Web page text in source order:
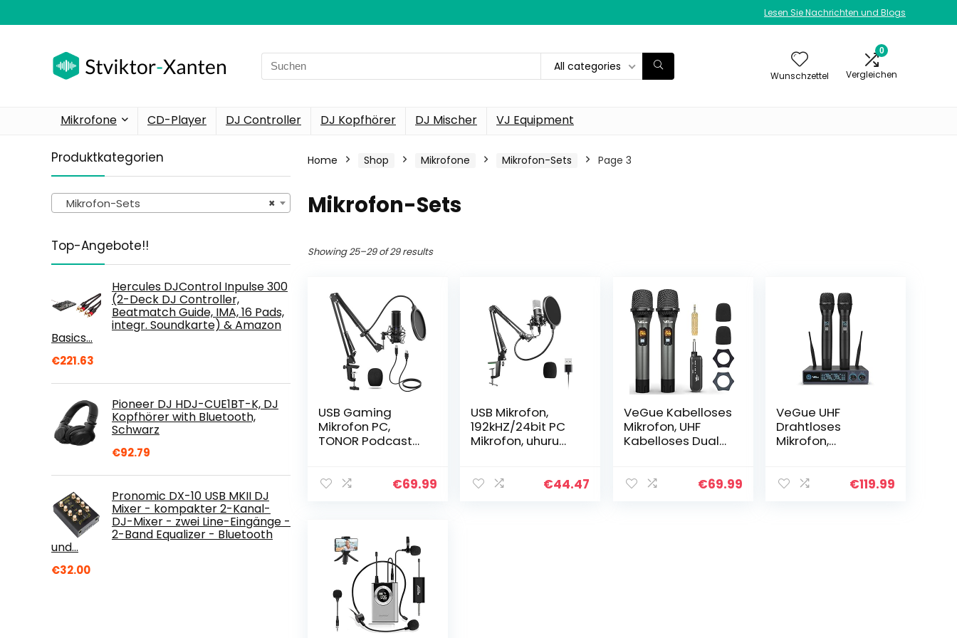
Lesen Sie Nachrichten und Blogs
Search
for:
All categories
Wunschzettel
0
Vergleichen
Mikrofone CD-Player DJ Controller DJ Kopfhörer DJ Mischer VJ Equipment
Produktkategorien
×
Mikrofon-Sets
Top-Angebote!!
Hercules DJControl Inpulse 300
(2-Deck DJ Controller,
Beatmatch Guide, IMA, 16 Pads,
integr. Soundkarte) & Amazon
Basics…
€221.63
Pioneer DJ HDJ-CUE1BT-K, DJ
Kopfhörer with Bluetooth,
Schwarz
€92.79
Pronomic DX-10 USB MKII DJ
Mixer - kompakter 2-Kanal-
DJ-Mixer - zwei Line-Eingänge -
2-Band Equalizer - Bluetooth
und…
€32.00
Home Shop Mikrofone Mikrofon-Sets Page 3
Mikrofon-Sets
Showing 25–29 of 29 results
USB Gaming
Mikrofon PC,
TONOR Podcast
Nierencharakteris
€69.99
USB Mikrofon,
192kHZ/24bit PC
Mikrofon, uhuru
Mikrofonset
€44.47
VeGue Kabelloses
Mikrofon, UHF
Kabelloses Dual
Mikrofon Set mit
€69.99
VeGue UHF
Drahtloses
Mikrofon,
Handheld
€119.99